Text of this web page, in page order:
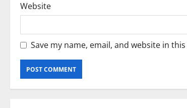
Website
Save my name, email, and website in